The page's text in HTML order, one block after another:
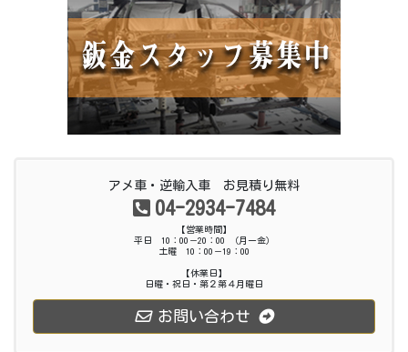
アメ車・逆輸入車 お見積り無料
04-2934-7484
【営業時間】
平日 10：00－20：00 （月ー金）
土曜 10：00－19：00
【休業日】
日曜・祝日・第２第４月曜日
お問い合わせ